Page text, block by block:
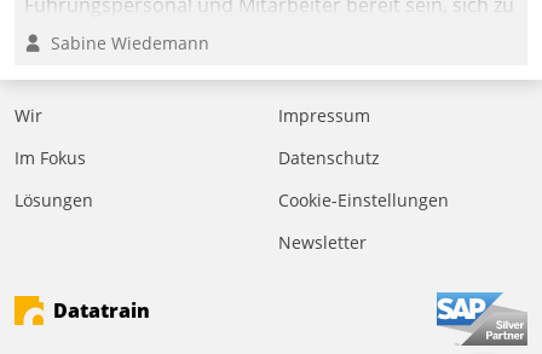
verändern und anzupassen, sonst werden sie an ihr
Sabine Wiedemann
Wir
Im Fokus
Lösungen
Impressum
Datenschutz
Cookie-Einstellungen
Newsletter
Datatrain